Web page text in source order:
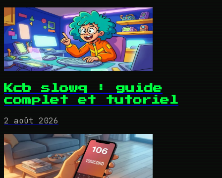
Kcb slowq : guide
complet et tutoriel
2 août 2026